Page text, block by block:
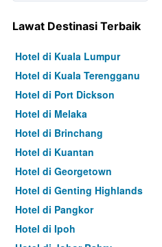
Lawat Destinasi Terbaik
Hotel di Kuala Lumpur
Hotel di Kuala Terengganu
Hotel di Port Dickson
Hotel di Melaka
Hotel di Brinchang
Hotel di Kuantan
Hotel di Georgetown
Hotel di Genting Highlands
Hotel di Pangkor
Hotel di Ipoh